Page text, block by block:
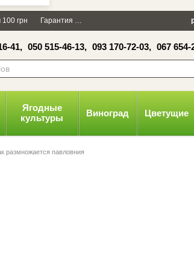
×
грн Гарантия Оплата и доставка
41, 050 515-46-13, 093 170-72-03, 067 654-
Ягодные
культуры
Виноград Цветущие
размножается павловния